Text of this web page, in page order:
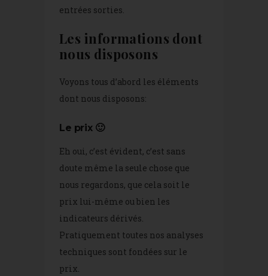
entrées sorties.
Les informations dont
nous disposons
Voyons tous d’abord les éléments
dont nous disposons:
Le prix 🙂
Eh oui, c’est évident, c’est sans
doute même la seule chose que
nous regardons, que cela soit le
prix lui-même ou bien les
indicateurs dérivés.
Pratiquement toutes nos analyses
techniques sont fondées sur le
prix.